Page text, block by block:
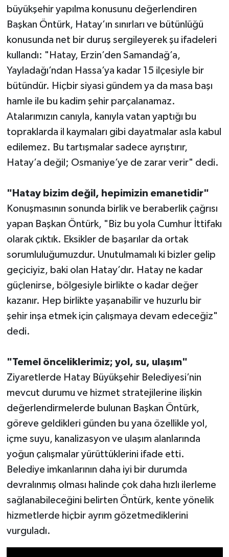
büyükşehir yapılma konusunu değerlendiren
Başkan Öntürk, Hatay’ın sınırları ve bütünlüğü
konusunda net bir duruş sergileyerek şu ifadeleri
kullandı: "Hatay, Erzin’den Samandağ’a,
Yayladağı’ndan Hassa’ya kadar 15 ilçesiyle bir
bütündür. Hiçbir siyasi gündem ya da masa başı
hamle ile bu kadim şehir parçalanamaz.
Atalarımızın canıyla, kanıyla vatan yaptığı bu
topraklarda il kaymaları gibi dayatmalar asla kabul
edilemez. Bu tartışmalar sadece ayrıştırır,
Hatay’a değil; Osmaniye’ye de zarar verir" dedi.
"Hatay bizim değil, hepimizin emanetidir"
Konuşmasının sonunda birlik ve beraberlik çağrısı
yapan Başkan Öntürk, "Biz bu yola Cumhur İttifakı
olarak çıktık. Eksikler de başarılar da ortak
sorumluluğumuzdur. Unutulmamalı ki bizler gelip
geçiciyiz, baki olan Hatay’dır. Hatay ne kadar
güçlenirse, bölgesiyle birlikte o kadar değer
kazanır. Hep birlikte yaşanabilir ve huzurlu bir
şehir inşa etmek için çalışmaya devam edeceğiz"
dedi.
"Temel önceliklerimiz; yol, su, ulaşım"
Ziyaretlerde Hatay Büyükşehir Belediyesi’nin
mevcut durumu ve hizmet stratejilerine ilişkin
değerlendirmelerde bulunan Başkan Öntürk,
göreve geldikleri günden bu yana özellikle yol,
içme suyu, kanalizasyon ve ulaşım alanlarında
yoğun çalışmalar yürüttüklerini ifade etti.
Belediye imkanlarının daha iyi bir durumda
devralınmış olması halinde çok daha hızlı ilerleme
sağlanabileceğini belirten Öntürk, kente yönelik
hizmetlerde hiçbir ayrım gözetmediklerini
vurguladı.